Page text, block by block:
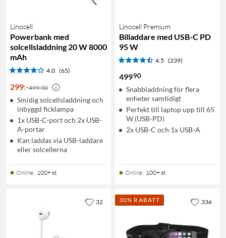
Linocell
Powerbank med
solcellsladdning 20 W 8000
mAh
4.0 (65)
299:-499:90
Smidig solcellsladdning och
inbyggd ficklampa
1x USB-C-port och 2x USB-
A-portar
Kan laddas via USB-laddare
eller solcellerna
Online: 100+ st
Linocell Premium
Billaddare med USB-C PD
95 W
4.5 (239)
49990
Snabbladdning för flera
enheter samtidigt
Perfekt till laptop upp till 65
W (USB-PD)
2x USB-C och 1x USB-A
Online: 100+ st
32 30% RABATT 336